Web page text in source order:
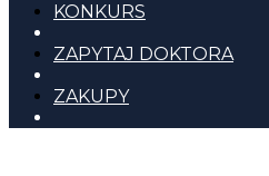
KONKURS
ZAPYTAJ DOKTORA
ZAKUPY